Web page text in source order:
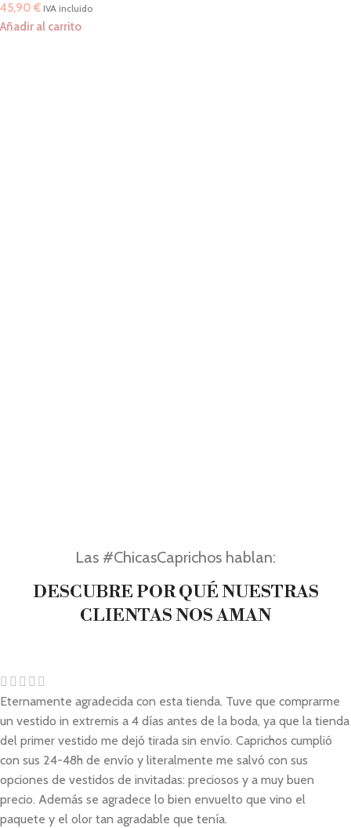
45,90 € IVA incluido
Añadir al carrito
Las #ChicasCaprichos hablan:
DESCUBRE POR QUÉ NUESTRAS
CLIENTAS NOS AMAN
Eternamente agradecida con esta tienda. Tuve que comprarme
un vestido in extremis a 4 días antes de la boda, ya que la tienda
del primer vestido me dejó tirada sin envío. Caprichos cumplió
con sus 24-48h de envío y literalmente me salvó con sus
opciones de vestidos de invitadas: preciosos y a muy buen
precio. Además se agradece lo bien envuelto que vino el
paquete y el olor tan agradable que tenía.